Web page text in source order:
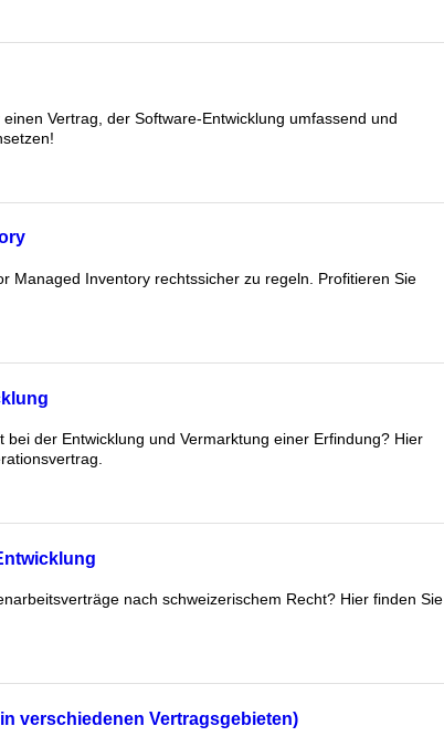
Vertrag, der Software-Entwicklung umfassend und
Managed Inventory rechtssicher zu regeln. Profitieren Sie
der Entwicklung und Vermarktung einer Erfindung? Hier
nach schweizerischem Recht? Hier finden Sie
verschiedenen Vertragsgebieten)